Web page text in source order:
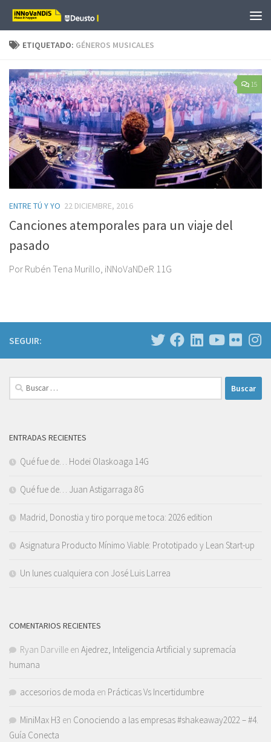
Saltar al contenido
ETIQUETADO: GÉNEROS MUSICALES
15
ENTRE TÚ Y YO 22 DICIEMBRE, 2016
Canciones atemporales para un viaje del
pasado
Por Rubén Tena Murillo, iNNoVaNDeR 11G
SEGUIR:
Buscar:
ENTRADAS RECIENTES
Qué fue de… Hodei Olaskoaga 14G
Qué fue de… Juan Astigarraga 8G
Madrid, Donostia y tiro porque me toca: 2026 edition
Asignatura Producto Mínimo Viable: Prototipado y Lean Start-up
Un lunes cualquiera con José Luis Larrea
COMENTARIOS RECIENTES
Ryan Darville en Ajedrez, Inteligencia Artificial y supremacía
humana
accesorios de moda en Prácticas Vs Incertidumbre
MiniMax H3 en Conociendo a las empresas #shakeaway2022 – #4.
Guía Conecta